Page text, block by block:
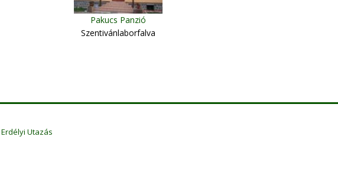
Pakucs Panzió
Szentivánlaborfalva
Erdélyi Utazás